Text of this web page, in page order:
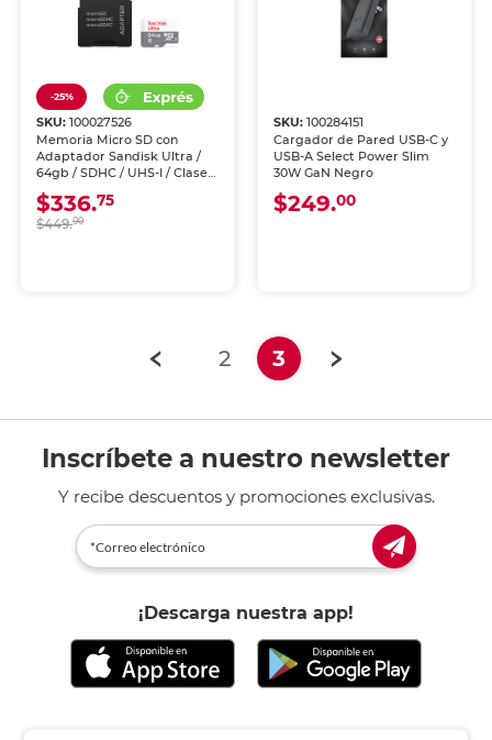
-25%
SKU:100027526
Memoria Micro SD con
Adaptador Sandisk Ultra /
64gb / SDHC / UHS-I / Clase
10
$336.75
$449.00
SKU: 100284151
Cargador de Pared USB-C y
USB-A Select Power Slim
30W GaN Negro
$249.00
2 3 (current)
Inscríbete a nuestro newsletter
Y recibe descuentos y promociones exclusivas.
¡Descarga nuestra app!